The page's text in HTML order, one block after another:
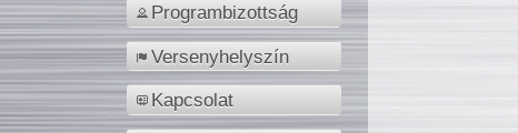
Programbizottság
Versenyhelyszín
Kapcsolat